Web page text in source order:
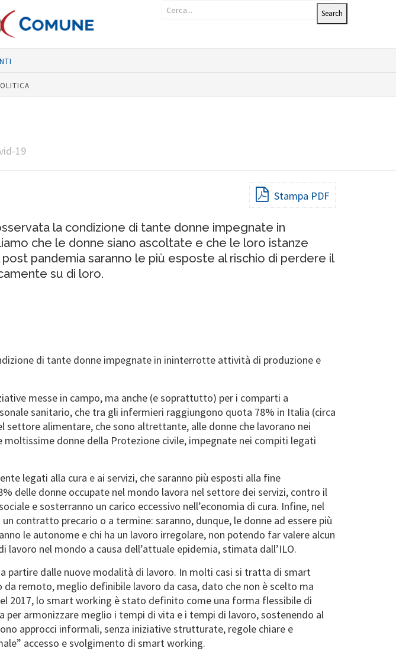
19
Stampa PDF
la condizione di tante donne impegnate in
che le donne siano ascoltate e che le loro istanze
pandemia saranno le più esposte al rischio di perdere il
su di loro.
di tante donne impegnate in ininterrotte attività di produzione e
messe in campo, ma anche (e soprattutto) per i comparti a
sanitario, che tra gli infermieri raggiungono quota 78% in Italia (circa
alimentare, che sono altrettante, alle donne che lavorano nei
donne della Protezione civile, impegnate nei compiti legati
legati alla cura e ai servizi, che saranno più esposti alla fine
delle donne occupate nel mondo lavora nel settore dei servizi, contro il
e sosterranno un carico eccessivo nell’economia di cura. Infine, nel
contratto precario o a termine: saranno, dunque, le donne ad essere più
le autonome e chi ha un lavoro irregolare, non potendo far valere alcun
nel mondo a causa dell’attuale epidemia, stimata dall’ILO.
partire dalle nuove modalità di lavoro. In molti casi si tratta di smart
remoto, meglio definibile lavoro da casa, dato che non è scelto ma
2017, lo smart working è stato definito come una forma flessibile di
armonizzare meglio i tempi di vita e i tempi di lavoro, sostenendo al
approcci informali, senza iniziative strutturate, regole chiare e
accesso e svolgimento di smart working.